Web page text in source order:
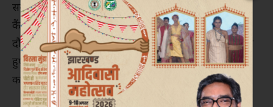
समाज के लोगों ने पहलगाम में हुए आतंकी हमले के विरोध में
कैंडल मार्च निकालकर जोरदार विरोध दर्ज कराया। मार्च के
दौरान लोगों ने आतंकवाद के खिलाफ एकजुटता का संदेश देते
हुए हमले की कड़ी भर्त्सना की और दोषियों के खिलाफ सख्त
कार्रवाई की मांग की।